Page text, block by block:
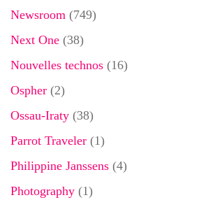
Newsroom (749)
Next One (38)
Nouvelles technos (16)
Ospher (2)
Ossau-Iraty (38)
Parrot Traveler (1)
Philippine Janssens (4)
Photography (1)